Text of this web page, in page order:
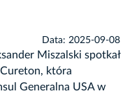
Data: 2025-09-08
Miszalski spotkał
która
Generalna USA w